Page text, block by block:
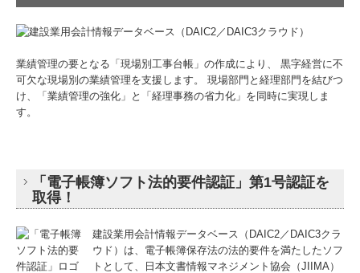
書面添付制度のご紹介
資産オーナーの方へ
事業承継
税理士変更のご検討
業績管理の要となる「現場別工事台帳」の作成により、 黒字経営に不
可欠な現場別の業績管理を支援します。 現場部門と経理部門を結びつ
け、「業績管理の強化」と「経理事務の省力化」を同時に実現しま
す。
「電子帳簿ソフト法的要件認証」第1号認証を
取得！
建設業用会計情報データベース（DAIC2／DAIC3クラ
ウド）は、電子帳簿保存法の法的要件を満たしたソフ
トとして、日本文書情報マネジメント協会（JIIMA）